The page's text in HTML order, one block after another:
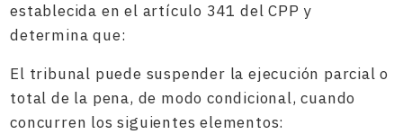
establecida en el artículo 341 del CPP y
determina que:
El tribunal puede suspender la ejecución parcial o
total de la pena, de modo condicional, cuando
concurren los siguientes elementos: